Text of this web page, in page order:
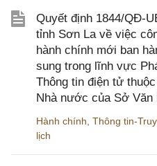
Quyết định 1844/QĐ-
tỉnh Sơn La về việc
hành chính mới ban
sung trong lĩnh vực
Thông tin điện tử
Nhà nước của Sở Văn
Hành chính Thông tin-
lịch